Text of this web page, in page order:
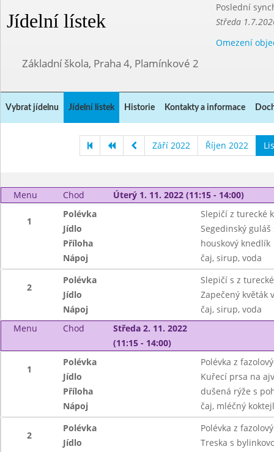
Jídelní lístek
Poslední
Středa
Omezení
Základní škola, Praha 4, Plamínkové 2
Vybrat jídelnu Jídelní lístek Historie Kontakty a informace
Září 2022 Říjen 2022
Menu Chod Úterý 1. 11. 2022 (11:15 - 14:00)
1
Polévka
Slepičí z turecké
Jídlo
Segedinský
Příloha
houskový knedlík
Nápoj
čaj, sirup, voda
2
Polévka
Slepičí s z
Jídlo
Zapečený květák
Nápoj
čaj, sirup, voda
Menu
Chod
Středa 2. 11. 2022
(11:15 - 14:00)
1
Polévka
Polévka z
Jídlo
Kuřecí prsa na
Příloha
dušená rýže s
Nápoj
čaj, mléčný
2
Polévka
Polévka z
Jídlo
Treska s